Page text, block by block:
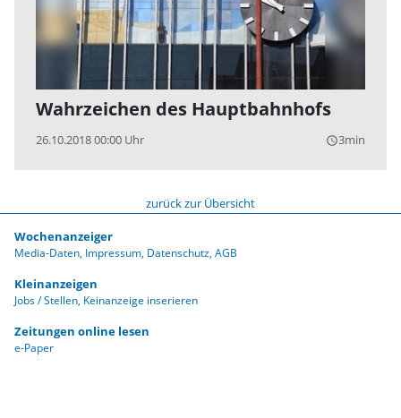
Wahrzeichen des Hauptbahnhofs
26.10.2018 00:00 Uhr query_builder3min
zurück zur Übersicht
Wochenanzeiger
Media-Daten Impressum Datenschutz AGB
Kleinanzeigen
Jobs / Stellen Keinanzeige inserieren
Zeitungen online lesen
e-Paper